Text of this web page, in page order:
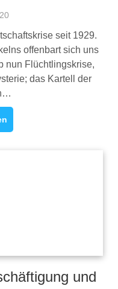
seit 1929.
offenbart sich uns
nun Flüchtlingskrise,
das Kartell der
und